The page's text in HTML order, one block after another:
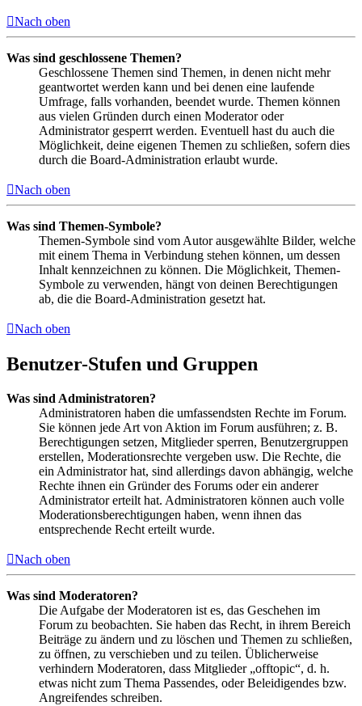
Nach oben
Was sind geschlossene Themen?
Geschlossene Themen sind Themen, in denen nicht mehr
geantwortet werden kann und bei denen eine laufende
Umfrage, falls vorhanden, beendet wurde. Themen können
aus vielen Gründen durch einen Moderator oder
Administrator gesperrt werden. Eventuell hast du auch die
Möglichkeit, deine eigenen Themen zu schließen, sofern dies
durch die Board-Administration erlaubt wurde.
Nach oben
Was sind Themen-Symbole?
Themen-Symbole sind vom Autor ausgewählte Bilder, welche
mit einem Thema in Verbindung stehen können, um dessen
Inhalt kennzeichnen zu können. Die Möglichkeit, Themen-
Symbole zu verwenden, hängt von deinen Berechtigungen
ab, die die Board-Administration gesetzt hat.
Nach oben
Benutzer-Stufen und Gruppen
Was sind Administratoren?
Administratoren haben die umfassendsten Rechte im Forum.
Sie können jede Art von Aktion im Forum ausführen; z. B.
Berechtigungen setzen, Mitglieder sperren, Benutzergruppen
erstellen, Moderationsrechte vergeben usw. Die Rechte, die
ein Administrator hat, sind allerdings davon abhängig, welche
Rechte ihnen ein Gründer des Forums oder ein anderer
Administrator erteilt hat. Administratoren können auch volle
Moderationsberechtigungen haben, wenn ihnen das
entsprechende Recht erteilt wurde.
Nach oben
Was sind Moderatoren?
Die Aufgabe der Moderatoren ist es, das Geschehen im
Forum zu beobachten. Sie haben das Recht, in ihrem Bereich
Beiträge zu ändern und zu löschen und Themen zu schließen,
zu öffnen, zu verschieben und zu teilen. Üblicherweise
verhindern Moderatoren, dass Mitglieder „offtopic“, d. h.
etwas nicht zum Thema Passendes, oder Beleidigendes bzw.
Angreifendes schreiben.